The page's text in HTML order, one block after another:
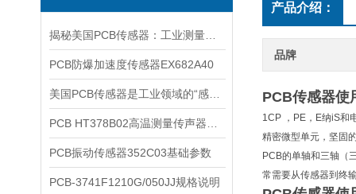
PCB防爆加速度传感器EX682A40
PCB振动传感器352C03基础参数
PCB-3741F1210G/050JJ规格说明
产品介绍：
品牌
PCB传感器使
1CP ，PE，E纳iS和
精密微型单元，坚固
PCB的单轴和三轴（
常需要从传感器到终